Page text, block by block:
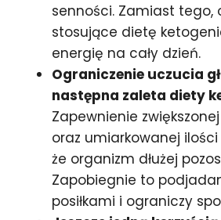
senności. Zamiast tego,
stosujące dietę
energię na cały dzień.
Ograniczenie uczucia
następna zaleta diety
Zapewnienie
oraz umiarkowanej ilości
że organizm dłużej
Zapobiegnie to
posiłkami i ograniczy